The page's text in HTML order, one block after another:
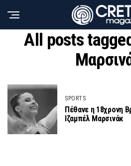
All posts
SPORTS
Πέθανε η 18χρονη
Ιζαμπέλ Μαρσινάκ